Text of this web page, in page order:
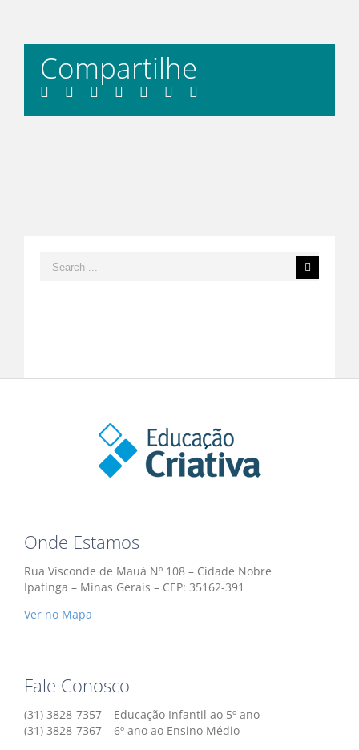
Compartilhe
Facebook
TwitterLinkedInWhatsapp
TumblrPinterest
Search
for:
Onde Estamos
Rua Visconde de Mauá Nº 108 – Cidade Nobre
Ipatinga – Minas Gerais – CEP: 35162-391
Ver no Mapa
Fale Conosco
(31) 3828-7357 – Educação Infantil ao 5º ano
(31) 3828-7367 – 6º ano ao Ensino Médio